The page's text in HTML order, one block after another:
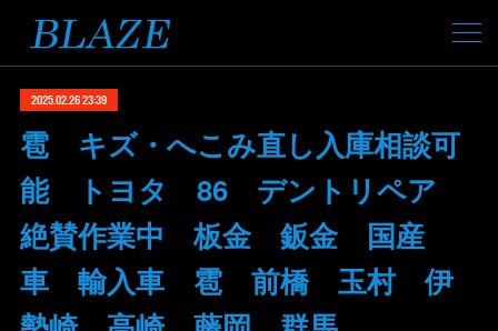
2025.02.26 23:39
雹 キズ・へこみ直し入庫相談可
能 トヨタ 86 デントリペア
絶賛作業中 板金 鈑金 国産
車 輸入車 雹 前橋 玉村 伊